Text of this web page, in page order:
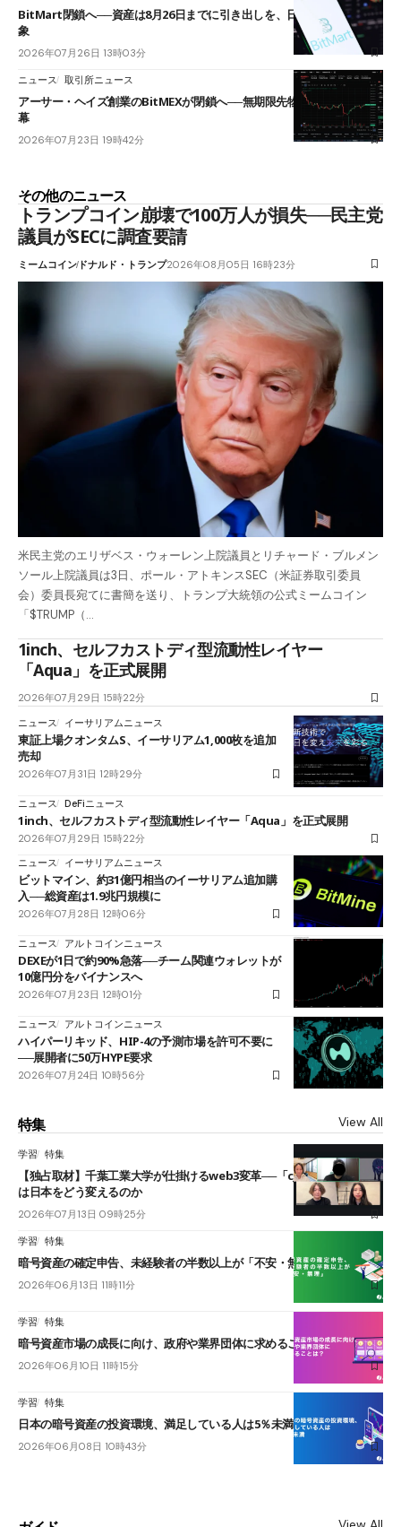
BitMart閉鎖へ──資産は8月26日までに引き出しを、日本人利用者も対
象
2026年07月26日 13時03分
ニュース 取引所ニュース
アーサー・ヘイズ創業のBitMEXが閉鎖へ──無期限先物を生んだ11年に
幕
2026年07月23日 19時42分
その他のニュース
トランプコイン崩壊で100万人が損失──民主党
議員がSECに調査要請
ミームコインドナルド・トランプ2026年08月05日 16時23分
米民主党のエリザベス・ウォーレン上院議員とリチャード・ブルメン
ソール上院議員は3日、ポール・アトキンスSEC（米証券取引委員
会）委員長宛てに書簡を送り、トランプ大統領の公式ミームコイン
「$TRUMP（…
1inch、セルフカストディ型流動性レイヤー
「Aqua」を正式展開
2026年07月29日 15時22分
ニュース
イーサリアムニュース
東証上場クオンタムS、イーサリアム1,000枚を追加
売却
2026年07月31日 12時29分
ニュース DeFiニュース
1inch、セルフカストディ型流動性レイヤー「Aqua」を正式展開
2026年07月29日 15時22分
ニュース
イーサリアムニュース
ビットマイン、約31億円相当のイーサリアム追加購
入──総資産は1.9兆円規模に
2026年07月28日 12時06分
ニュース アルトコインニュース
DEXEが1日で約90%急落──チーム関連ウォレットが
10億円分をバイナンスへ
2026年07月23日 12時01分
ニュース アルトコインニュース
ハイパーリキッド、HIP-4の予測市場を許可不要に
──展開者に50万HYPE要求
2026年07月24日 10時56分
特集 View All
学習 特集
【独占取材】千葉工業大学が仕掛けるweb3変革──「cJPY」とAIの融合
は日本をどう変えるのか
2026年07月13日 09時25分
学習 特集
暗号資産の確定申告、未経験者の半数以上が「不安・無理」
2026年06月13日 11時11分
学習 特集
暗号資産市場の成長に向け、政府や業界団体に求めることは？
2026年06月10日 11時15分
学習 特集
日本の暗号資産の投資環境、満足している人は5％未満
2026年06月08日 10時43分